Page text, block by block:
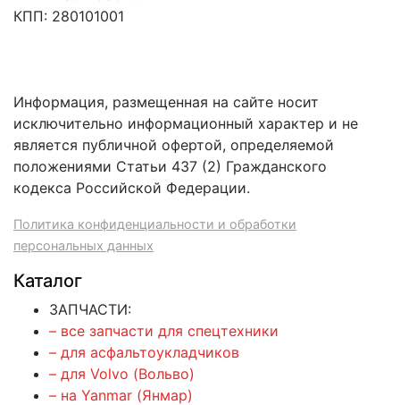
КПП: 280101001
Информация, размещенная на сайте носит
исключительно информационный характер и не
является публичной офертой, определяемой
положениями Статьи 437 (2) Гражданского
кодекса Российской Федерации.
Политика конфиденциальности и обработки
персональных данных
Каталог
ЗАПЧАСТИ:
– все запчасти для спецтехники
– для асфальтоукладчиков
– для Volvo (Вольво)
– на Yanmar (Янмар)